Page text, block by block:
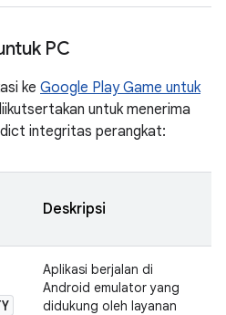
PC
ke Google Play Game untuk
untuk menerima
integritas perangkat:
Deskripsi
Aplikasi berjalan di
Android emulator yang
didukung oleh layanan